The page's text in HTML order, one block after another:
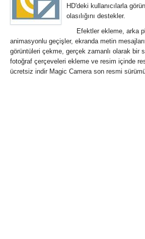
HD'deki kullanıcılarla
olasılığını destekler.
Efektler ekleme, arka
animasyonlu geçişler, ekranda metin
görüntüleri çekme, gerçek zamanlı olarak bir
fotoğraf çerçeveleri ekleme ve resim içinde
ücretsiz indir Magic Camera son resmi